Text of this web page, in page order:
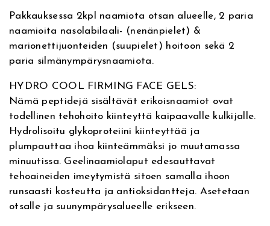
i
f
t
i
a
g
,
k
a
Pakkauksessa 2kpl naamiota otsan alueelle, 2 paria
naamioita nasolabilaali- (nenänpielet) &
marionettijuonteiden (suupielet) hoitoon sekä 2
paria silmänympärysnaamiota.
HYDRO COOL FIRMING FACE GELS:
Nämä peptidejä sisältävät erikoisnaamiot ovat
todellinen tehohoito kiinteyttä kaipaavalle kulkijalle.
Hydrolisoitu glykoproteiini kiinteyttää ja
plumpauttaa ihoa kiinteämmäksi jo muutamassa
minuutissa. Geelinaamiolaput edesauttavat
tehoaineiden imeytymistä sitoen samalla ihoon
runsaasti kosteutta ja antioksidantteja. Asetetaan
otsalle ja suunympärysalueelle erikseen.